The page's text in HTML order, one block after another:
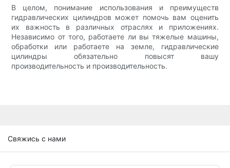
В целом, понимание использования и преимуществ
гидравлических цилиндров может помочь вам оценить
их важность в различных отраслях и приложениях.
Независимо от того, работаете ли вы тяжелые машины,
обработки или работаете на земле, гидравлические
цилиндры обязательно повысят вашу
производительность и производительность.
Свяжись с нами